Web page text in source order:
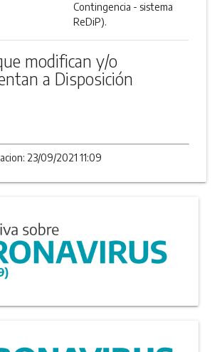
Contingencia - sistema
ReDiP).
modifican y/o
a Disposición
23/09/2021 11:09